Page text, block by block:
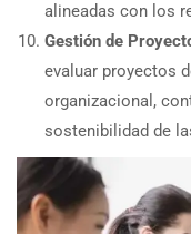
alineadas con los
Gestión de
evaluar proyectos
organizacional,
sostenibilidad de